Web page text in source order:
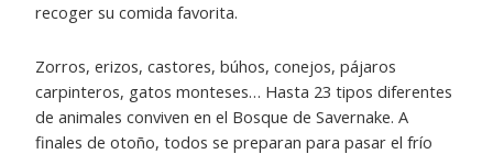
recoger su comida favorita.
Zorros, erizos, castores, búhos, conejos, pájaros
carpinteros, gatos monteses… Hasta 23 tipos diferentes
de animales conviven en el Bosque de Savernake. A
finales de otoño, todos se preparan para pasar el frío